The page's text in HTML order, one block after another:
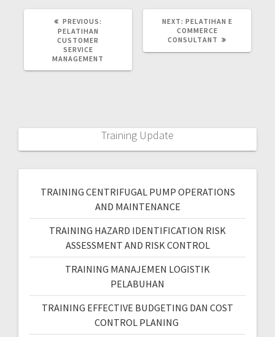
PREVIOUS:
PELATIHAN
CUSTOMER
SERVICE
MANAGEMENT
NEXT: PELATIHAN E
COMMERCE
CONSULTANT
Training Update
TRAINING CENTRIFUGAL PUMP OPERATIONS
AND MAINTENANCE
TRAINING HAZARD IDENTIFICATION RISK
ASSESSMENT AND RISK CONTROL
TRAINING MANAJEMEN LOGISTIK
PELABUHAN
TRAINING EFFECTIVE BUDGETING DAN COST
CONTROL PLANING